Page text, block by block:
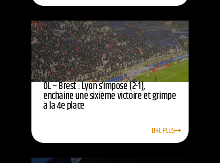
OL – Brest : Lyon s’impose (2-1),
enchaîne une sixième victoire et grimpe
à la 4e place
LIRE PLUS